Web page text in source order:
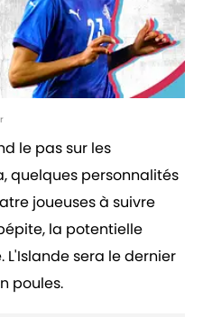
le pas sur les
quelques personnalités
joueuses à suivre
la potentielle
sera le dernier
poules.